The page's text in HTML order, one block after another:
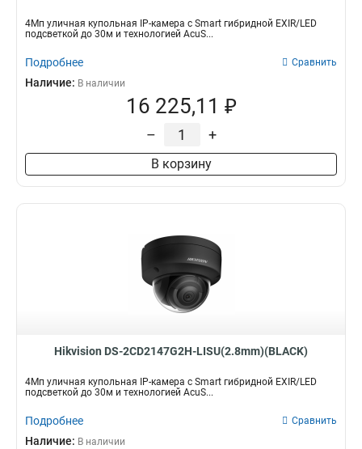
4Мп уличная купольная IP-камера с Smart гибридной EXIR/LED
подсветкой до 30м и технологией AcuS...
Подробнее Сравнить
Наличие: В наличии
16 225,11 ₽
– +
В корзину
Hikvision DS-2CD2147G2H-LISU(2.8mm)(BLACK)
4Мп уличная купольная IP-камера с Smart гибридной EXIR/LED
подсветкой до 30м и технологией AcuS...
Подробнее Сравнить
Наличие: В наличии